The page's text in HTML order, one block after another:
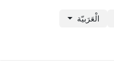
الْعَرَبيّة